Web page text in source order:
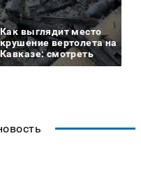
Как выглядит место
крушение вертолета на
Кавказе: смотреть